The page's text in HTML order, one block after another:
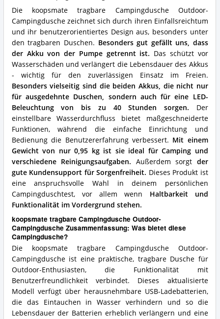
Die koopsmate tragbare Campingdusche Outdoor-
Campingdusche zeichnet sich durch ihren Einfallsreichtum
und ihr benutzerorientiertes Design aus, besonders unter
den tragbaren Duschen. Besonders gut gefällt uns, dass
der Akku von der Pumpe getrennt ist. Das schützt vor
Wasserschäden und verlängert die Lebensdauer des Akkus
- wichtig für den zuverlässigen Einsatz im Freien.
Besonders vielseitig sind die beiden Akkus, die nicht nur
für ausgedehnte Duschen, sondern auch für eine LED-
Beleuchtung von bis zu 40 Stunden sorgen. Der
einstellbare Wasserdurchfluss bietet maßgeschneiderte
Funktionen, während die einfache Einrichtung und
Bedienung die Benutzererfahrung verbessert. Mit einem
Gewicht von nur 0,95 kg ist sie ideal für Camping und
verschiedene Reinigungsaufgaben. Außerdem sorgt der
gute Kundensupport für Sorgenfreiheit. Dieses Produkt ist
eine anspruchsvolle Wahl in deinem persönlichen
Campingduschtest, vor allem wenn Haltbarkeit und
Funktionalität im Vordergrund stehen.
koopsmate tragbare Campingdusche Outdoor-
Campingdusche Zusammenfassung: Was bietet diese
Campingdusche?
Die koopsmate tragbare Campingdusche Outdoor-
Campingdusche ist eine praktische, tragbare Dusche für
Outdoor-Enthusiasten, die Funktionalität mit
Benutzerfreundlichkeit verbindet. Dieses aktualisierte
Modell verfügt über herausnehmbare USB-Ladebatterien,
die das Eintauchen in Wasser verhindern und so die
Lebensdauer der Batterien erheblich verlängern und eine
für
diese
Campingdusche?